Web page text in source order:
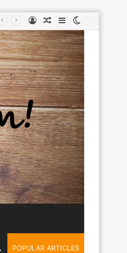
skin
Sidebar
Случайная
статья
Войти
POPULAR ARTICLES
Искать